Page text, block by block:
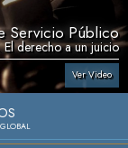
Servicio Público
El derecho a un juicio
Ver Video